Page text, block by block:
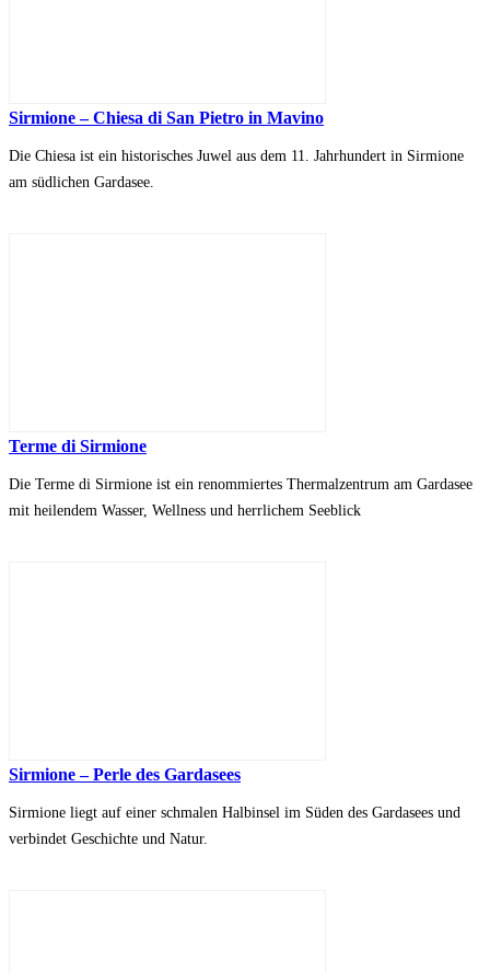
Sirmione – Chiesa di San Pietro in Mavino
Die Chiesa ist ein historisches Juwel aus dem 11. Jahrhundert in Sirmione
am südlichen Gardasee.
Terme di Sirmione
Die Terme di Sirmione ist ein renommiertes Thermalzentrum am Gardasee
mit heilendem Wasser, Wellness und herrlichem Seeblick
Sirmione – Perle des Gardasees
Sirmione liegt auf einer schmalen Halbinsel im Süden des Gardasees und
verbindet Geschichte und Natur.